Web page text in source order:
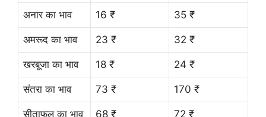
अनार का भाव 16 ₹ 35 ₹
अमरूद का भाव 23 ₹ 32 ₹
खरबूजा का भाव 18 ₹ 24 ₹
संतरा का भाव 73 ₹ 170 ₹
सीताफल का भाव 68 ₹ 72 ₹